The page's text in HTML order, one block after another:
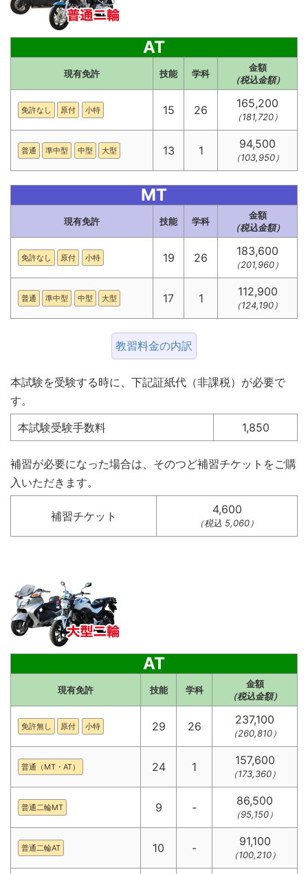
AT
現有免許 技能 学科
金額
（税込金額）
免許なし 原付 小特 15 26 165,200
（181,720）
普通 準中型 中型 大型 13 1 94,500
（103,950）
MT
現有免許 技能 学科
金額
（税込金額）
免許なし 原付 小特 19 26 183,600
（201,960）
普通 準中型 中型 大型 17 1 112,900
（124,190）
教習料金の内訳
本試験を受験する時に、下記証紙代（非課税）が必要で
す。
本試験受験手数料
1,850
補習が必要になった場合は、そのつど補習チケットをご購
入いただきます。
補習チケット 4,600
（税込 5,060）
AT
現有免許 技能 学科
金額
（税込金額）
免許無し 原付 小特 29 26 237,100
（260,810）
普通（MT・AT） 24 1 157,600
（173,360）
普通二輪MT 9 - 86,500
（95,150）
普通二輪AT 10 - 91,100
（100,210）